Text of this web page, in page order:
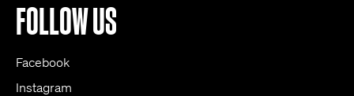
FOLLOW US
Facebook
Instagram